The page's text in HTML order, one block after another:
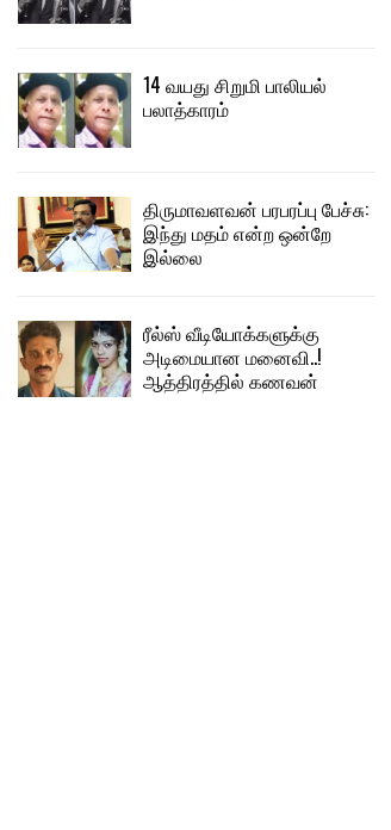
14 வயது சிறுமி பாலியல்
பலாத்காரம்
திருமாவளவன் பரபரப்பு பேச்சு:
இந்து மதம் என்ற ஒன்றே
இல்லை
ரீல்ஸ் வீடியோக்களுக்கு
அடிமையான மனைவி..!
ஆத்திரத்தில் கணவன்